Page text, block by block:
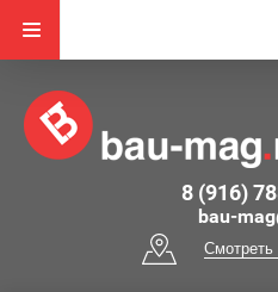
8 (916)
bau-
Смотреть